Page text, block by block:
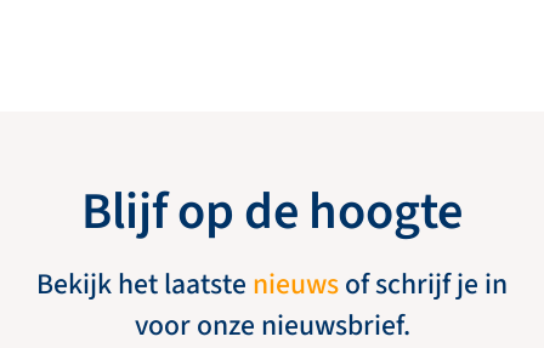
Blijf op de hoogte
Bekijk het laatste nieuwsof schrijf je in
voor onze nieuwsbrief.